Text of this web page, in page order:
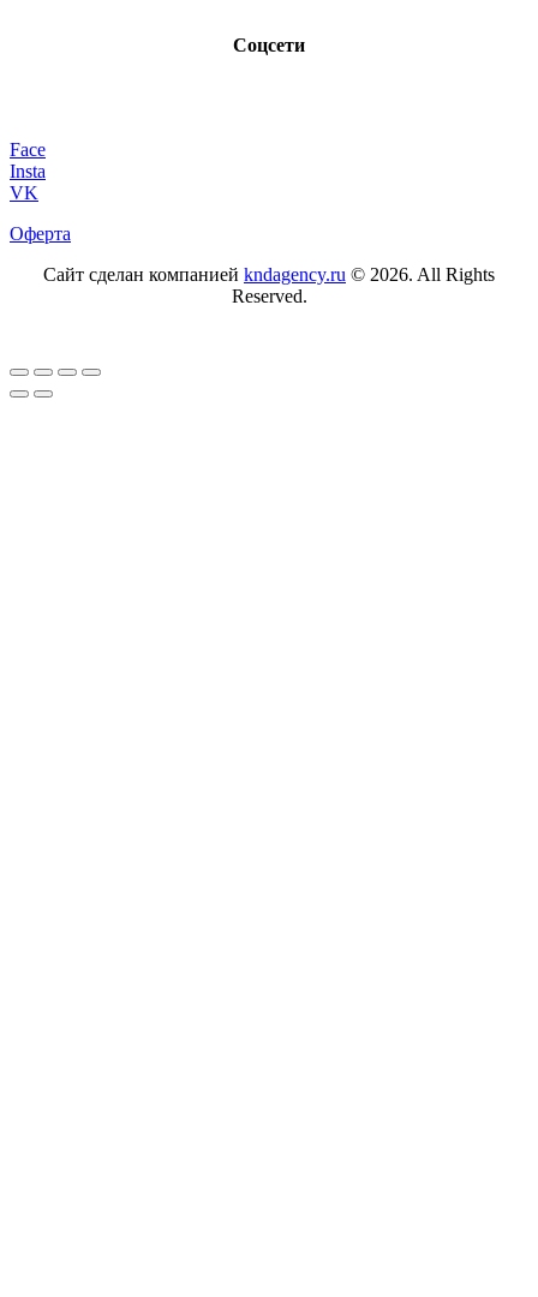
Соцсети
Face
Insta
VK
Оферта
Сайт сделан компанией kndagency.ru © 2026. All Rights
Reserved.